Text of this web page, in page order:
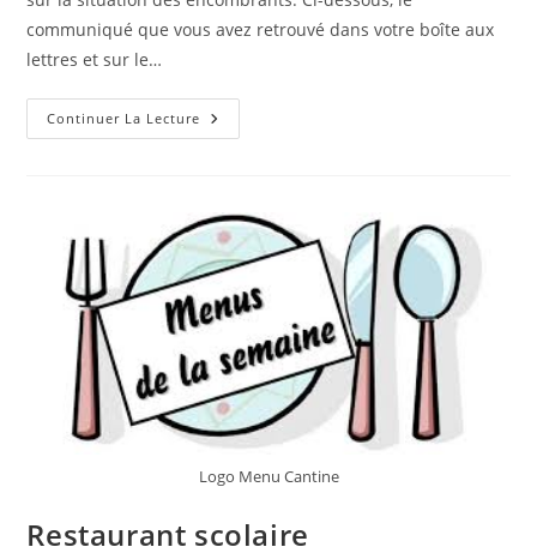
communiqué que vous avez retrouvé dans votre boîte aux
lettres et sur le…
Continuer La Lecture Communiqué
:
Logo Menu Cantine
Restaurant scolaire